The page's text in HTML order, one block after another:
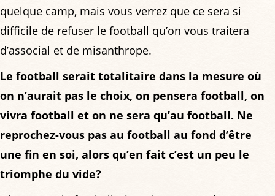
quelque camp, mais vous verrez que ce sera si
difficile de refuser le football qu’on vous traitera
d’associal et de misanthrope.
Le football serait totalitaire dans la mesure où
on n’aurait pas le choix, on pensera football, on
vivra football et on ne sera qu’au football. Ne
reprochez-vous pas au football au fond d’être
une fin en soi, alors qu’en fait c’est un peu le
triomphe du vide?